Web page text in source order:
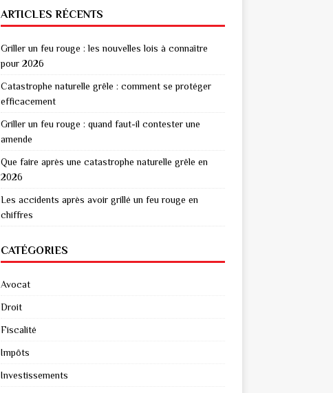
ARTICLES RÉCENTS
Griller un feu rouge : les nouvelles lois à connaître
pour 2026
Catastrophe naturelle grêle : comment se protéger
efficacement
Griller un feu rouge : quand faut-il contester une
amende
Que faire après une catastrophe naturelle grêle en
2026
Les accidents après avoir grillé un feu rouge en
chiffres
CATÉGORIES
Avocat
Droit
Fiscalité
Impôts
Investissements